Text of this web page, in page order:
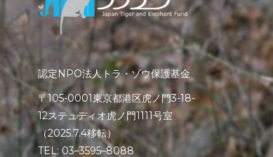
認定NPO法人トラ・ゾウ保護基金
〒105-0001東京都港区虎ノ門3-18-
12ステュディオ虎ノ門1111号室
（2025.7.4移転）
TEL: 03–3595–8088